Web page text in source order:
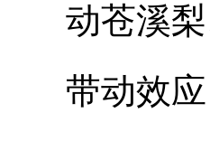
动苍溪
带动效